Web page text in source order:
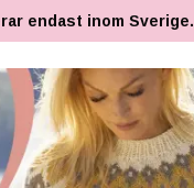
endast inom Sverige.